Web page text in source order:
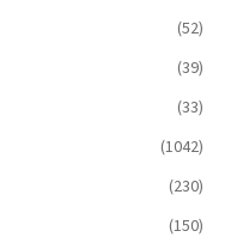
(52)
(39)
(33)
(1042)
(230)
(150)